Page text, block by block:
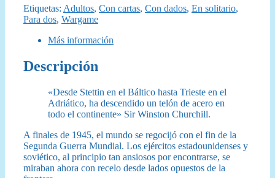
Etiquetas: Adultos, Con cartas, Con dados, En solitario,
Para dos, Wargame
Más información
Descripción
«Desde Stettin en el Báltico hasta Trieste en el
Adriático, ha descendido un telón de acero en
todo el continente» Sir Winston Churchill.
A finales de 1945, el mundo se regocijó con el fin de la
Segunda Guerra Mundial. Los ejércitos estadounidenses y
soviético, al principio tan ansiosos por encontrarse, se
miraban ahora con recelo desde lados opuestos de la